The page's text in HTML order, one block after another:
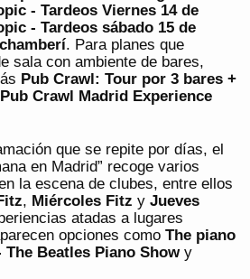
- Tardeos Viernes 14 de
- Tardeos sábado 15 de
. Para planes que
sala con ambiente de bares,
Pub Crawl: Tour por 3 bares +
Pub Crawl Madrid Experience
que se repite por días, el
en Madrid” recoge varios
la escena de clubes, entre ellos
, Miércoles Fitz y Jueves
atadas a lugares
opciones como The piano
The Beatles Piano Showy